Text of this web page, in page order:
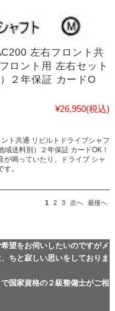
左右フロント共
ロント用 左右セット
２年保証 カードO
¥26,950(税込)
ト共通 リビルトドライブシャフ
域送料別）２年保証 カードOK！
鳴っていたり、ドライブ シャ
。
1 2 3 次へ 最後へ
望をお伺いしたいのですがメ
ちと寂しい思いをしておりま
国家資格の２級整備士がご相